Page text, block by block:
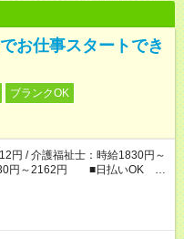
お仕事スタートでき
ブランクOK
円 / 介護福祉士：時給1830円～
円～2162円 ■日払いOK ■
円×8h）